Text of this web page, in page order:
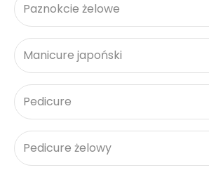
Paznokcie żelowe
Manicure japoński
Pedicure
Pedicure żelowy